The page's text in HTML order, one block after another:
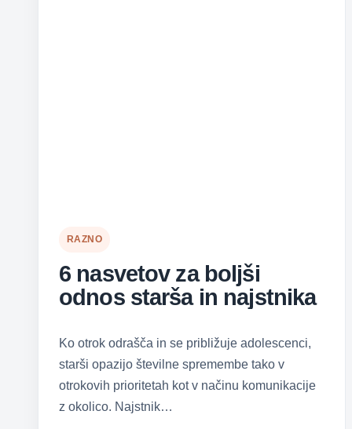
RAZNO
6 nasvetov za boljši
odnos starša in najstnika
Ko otrok odrašča in se približuje adolescenci,
starši opazijo številne spremembe tako v
otrokovih prioritetah kot v načinu komunikacije
z okolico. Najstnik…